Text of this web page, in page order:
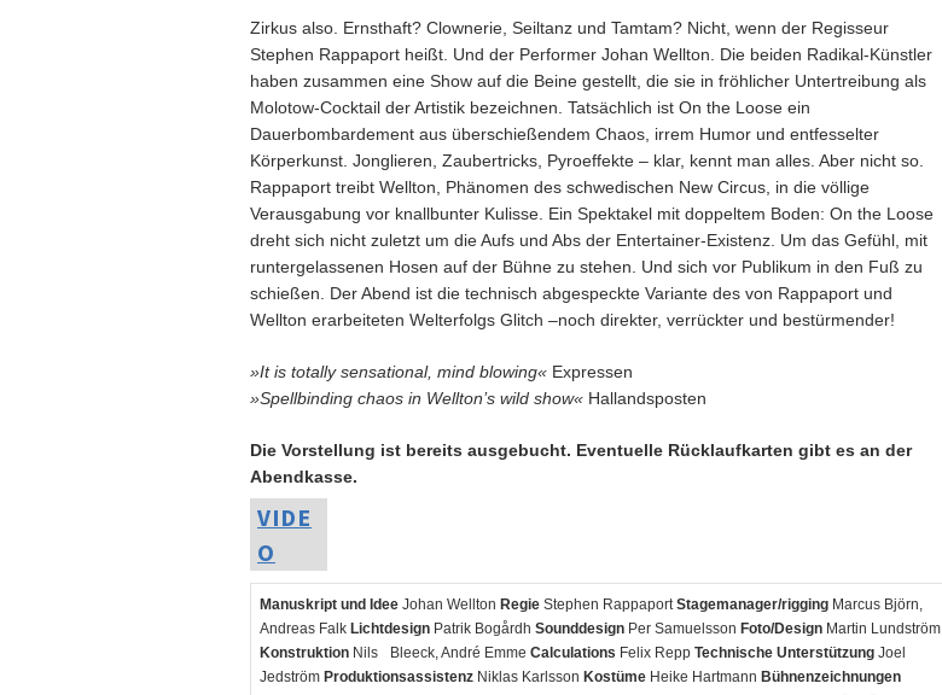
Zirkus also. Ernsthaft? Clownerie, Seiltanz und Tamtam? Nicht, wenn der Regisseur
Stephen Rappaport heißt. Und der Performer Johan Wellton. Die beiden Radikal-Künstler
haben zusammen eine Show auf die Beine gestellt, die sie in fröhlicher Untertreibung als
Molotow-Cocktail der Artistik bezeichnen. Tatsächlich ist On the Loose ein
Dauerbombardement aus überschießendem Chaos, irrem Humor und entfesselter
Körperkunst. Jonglieren, Zaubertricks, Pyroeffekte – klar, kennt man alles. Aber nicht so.
Rappaport treibt Wellton, Phänomen des schwedischen New Circus, in die völlige
Verausgabung vor knallbunter Kulisse. Ein Spektakel mit doppeltem Boden: On the Loose
dreht sich nicht zuletzt um die Aufs und Abs der Entertainer-Existenz. Um das Gefühl, mit
runtergelassenen Hosen auf der Bühne zu stehen. Und sich vor Publikum in den Fuß zu
schießen. Der Abend ist die technisch abgespeckte Variante des von Rappaport und
Wellton erarbeiteten Welterfolgs Glitch –noch direkter, verrückter und bestürmender!
»It is totally sensational, mind blowing« Expressen
»Spellbinding chaos in Wellton’s wild show« Hallandsposten
Die Vorstellung ist bereits ausgebucht. Eventuelle Rücklaufkarten gibt es an der
Abendkasse.
VIDE
O
Manuskript und Idee Johan Wellton Regie Stephen RappaportStagemanager/rigging Marcus Björn,
Andreas Falk Lichtdesign Patrik Bogårdh Sounddesign Per Samuelsson Foto/Design Martin Lundström
Konstruktion Nils Bleeck, André Emme Calculations Felix Repp Technische Unterstützung Joel
Jedström Produktionsassistenz Niklas Karlsson Kostüme Heike Hartmann Bühnenzeichnungen